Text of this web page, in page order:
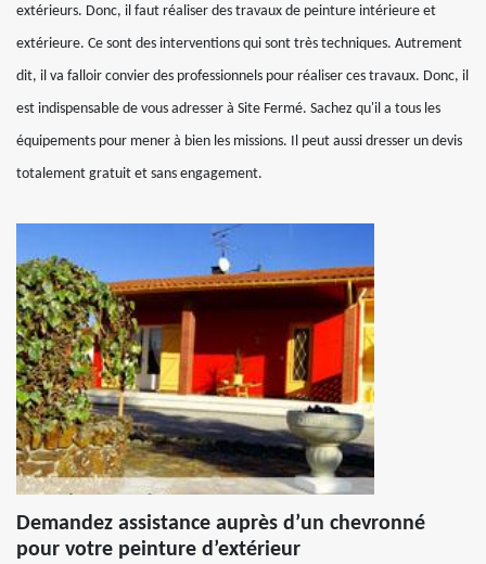
extérieurs. Donc, il faut réaliser des travaux de peinture intérieure et
extérieure. Ce sont des interventions qui sont très techniques. Autrement
dit, il va falloir convier des professionnels pour réaliser ces travaux. Donc, il
est indispensable de vous adresser à Site Fermé. Sachez qu'il a tous les
équipements pour mener à bien les missions. Il peut aussi dresser un devis
totalement gratuit et sans engagement.
Demandez assistance auprès d’un chevronné
pour votre peinture d’extérieur